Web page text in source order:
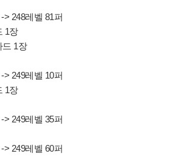
> 248레벨 81퍼
1장
드 1장
> 249레벨 10퍼
1장
> 249레벨 35퍼
> 249레벨 60퍼